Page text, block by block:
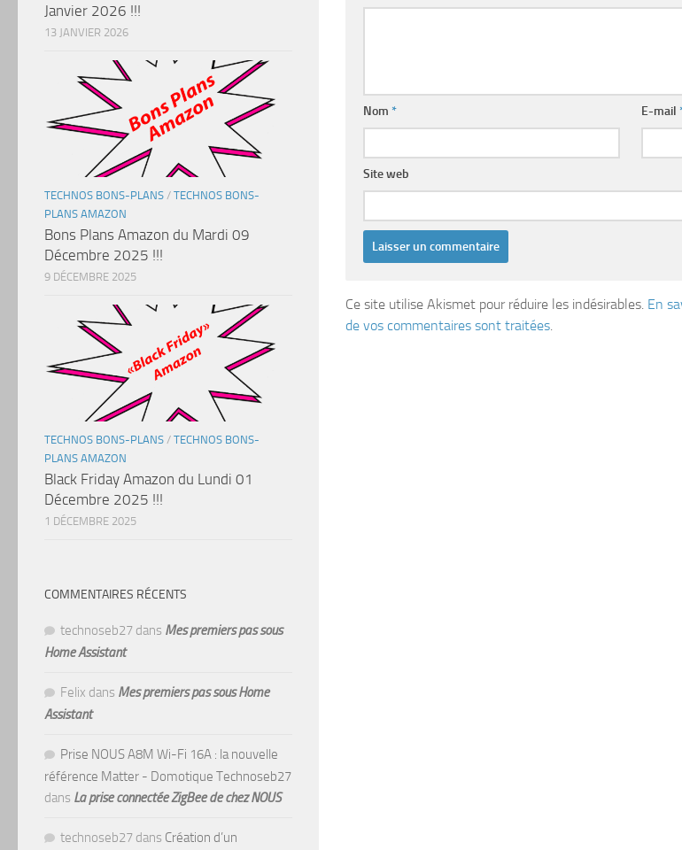
Nom * E-mail
Site web
Ce site utilise Akismet pour réduire les indésirables. En
de vos commentaires sont traitées
Janvier 2026 !!!
13 JANVIER 2026
TECHNOS BONS-PLANS / TECHNOS BONS-
PLANS AMAZON
Bons Plans Amazon du Mardi 09
Décembre 2025 !!!
9 DÉCEMBRE 2025
TECHNOS BONS-PLANS / TECHNOS BONS-
PLANS AMAZON
Black Friday Amazon du Lundi 01
Décembre 2025 !!!
1 DÉCEMBRE 2025
COMMENTAIRES RÉCENTS
technoseb27 dans Mes premiers pas sous
Home Assistant
Felix dans Mes premiers pas sous Home
Assistant
Prise NOUS A8M Wi-Fi 16A : la nouvelle
référence Matter - Domotique Technoseb27
dans La prise connectée ZigBee de chez NOUS
technoseb27 dans Création d’un